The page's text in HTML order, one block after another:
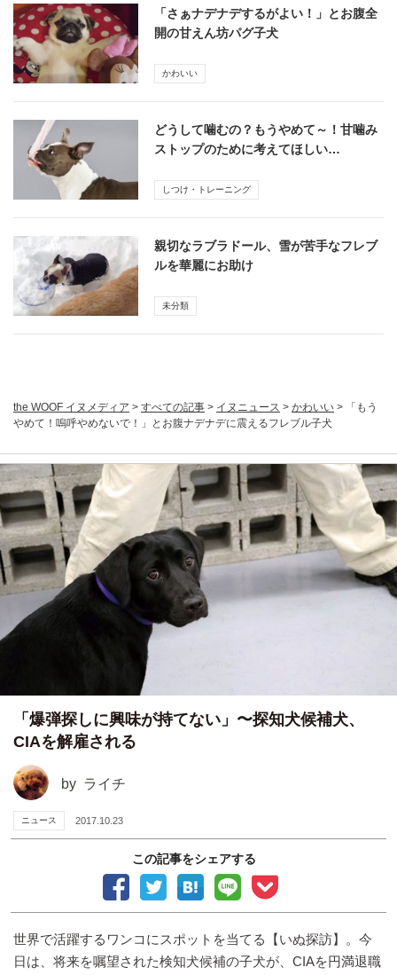
「さぁナデナデするがよい！」とお腹全
開の甘えん坊パグ子犬
かわいい
どうして噛むの？もうやめて～！甘噛み
ストップのために考えてほしい…
しつけ・トレーニング
親切なラブラドール、雪が苦手なフレブ
ルを華麗にお助け
未分類
the WOOF イヌメディア > すべての記事 > イヌニュース > かわいい >
「もう
やめて！嗚呼やめないで！」とお腹ナデナデに震えるフレブル子犬
「爆弾探しに興味が持てない」〜探知犬候補犬、
CIAを解雇される
by ライチ
ニュース 2017.10.23
この記事をシェアする
世界で活躍するワンコにスポットを当てる【いぬ探訪】。今
日は、将来を嘱望された検知犬候補の子犬が、CIAを円満退職